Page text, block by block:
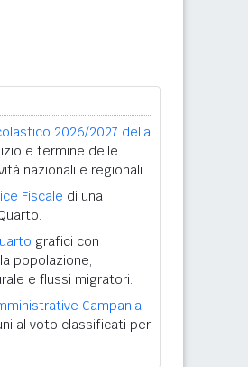
2026/2027 della
e termine delle
nazionali e regionali.
Fiscale di una
grafici con
popolazione,
e flussi migratori.
Campania
al voto classificati per